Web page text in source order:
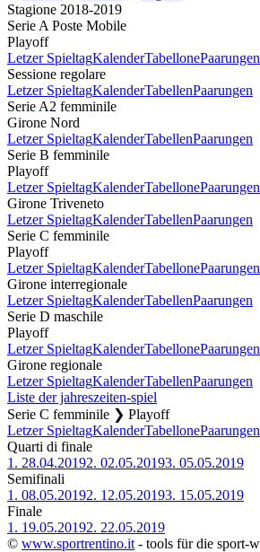
Stagione 2018-2019
Serie A Poste Mobile
Playoff
Letzer SpieltagKalenderTabellonePaarungen
Sessione regolare
Letzer SpieltagKalenderTabellenPaarungen
Serie A2 femminile
Girone Nord
Letzer SpieltagKalenderTabellenPaarungen
Serie B femminile
Playoff
Letzer SpieltagKalenderTabellonePaarungen
Girone Triveneto
Letzer SpieltagKalenderTabellenPaarungen
Serie C femminile
Playoff
Letzer SpieltagKalenderTabellonePaarungen
Girone interregionale
Letzer SpieltagKalenderTabellenPaarungen
Serie D maschile
Playoff
Letzer SpieltagKalenderTabellonePaarungen
Girone regionale
Letzer SpieltagKalenderTabellenPaarungen
Liste der jahreszeiten-spiel
Serie C femminile ❯ Playoff
Letzer SpieltagKalenderTabellonePaarungen
Quarti di finale
1. 28.04.20192. 02.05.20193. 05.05.2019
Semifinali
1. 08.05.20192. 12.05.20193. 15.05.2019
Finale
1. 19.05.20192. 22.05.2019
© www.sportrentino.it - tools für die sport-